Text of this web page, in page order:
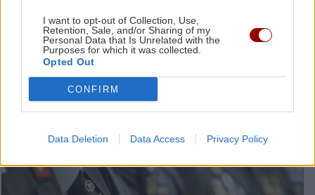
I want to opt-out of Collection, Use,
Retention, Sale, and/or Sharing of my
Personal Data that Is Unrelated with the
Purposes for which it was collected.
Opted Out
CONFIRM
Data Deletion Data Access Privacy Policy
ΠΟΛΙΤΙΚΗ
Πιερρακάκης: Θα
περιθώρια για αυξήσεις σε
όλους τους ένστολους